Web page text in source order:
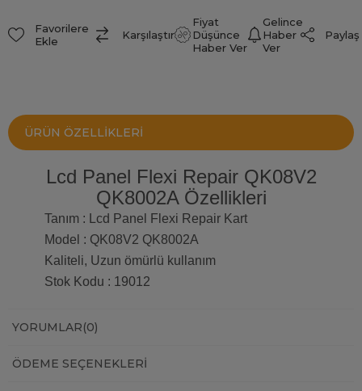
Favorilere
Ekle
Karşılaştır
Fiyat
Düşünce
Haber Ver
Gelince
Haber
Ver
Paylaş
ÜRÜN ÖZELLIKLERI
Lcd Panel Flexi Repair QK08V2
QK8002A Özellikleri
Tanım : Lcd Panel Flexi Repair Kart
Model : QK08V2 QK8002A
Kaliteli, Uzun ömürlü kullanım
Stok Kodu : 19012
YORUMLAR(0)
ÖDEME SEÇENEKLERI